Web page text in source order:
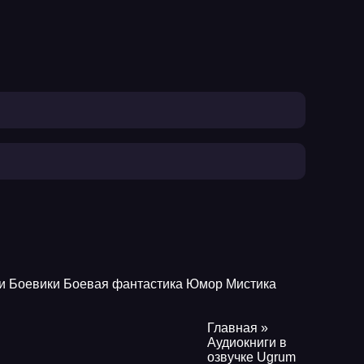
Боевики Боевая фантастика Юмор Мистика
Главная »
Аудиокниги в
озвучке Ugrum